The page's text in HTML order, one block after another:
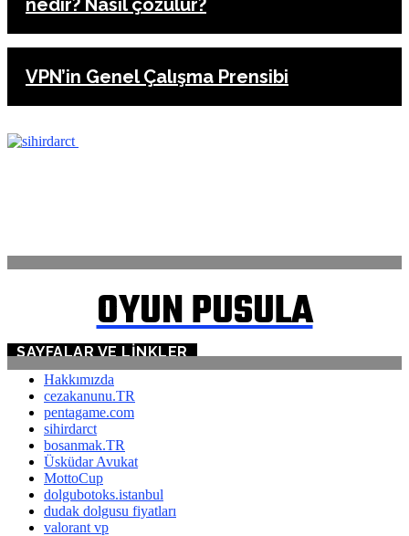
nedir? Nasıl çözülür?
VPN’in Genel Çalışma Prensibi
OYUN PUSULA
SAYFALAR VE LINKLER
Hakkımızda
cezakanunu.TR
pentagame.com
sihirdarct
bosanmak.TR
Üsküdar Avukat
MottoCup
dolgubotoks.istanbul
dudak dolgusu fiyatları
valorant vp